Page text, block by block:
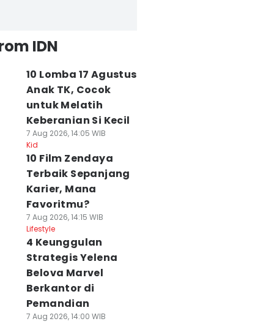
IDN
10 Lomba 17 Agustus
Anak TK, Cocok
untuk Melatih
Keberanian Si Kecil
7 Aug 2026, 14:05 WIB
Kid
10 Film Zendaya
Terbaik Sepanjang
Karier, Mana
Favoritmu?
7 Aug 2026, 14:15 WIB
Lifestyle
4 Keunggulan
Strategis Yelena
Belova Marvel
Berkantor di
Pemandian
7 Aug 2026, 14:00 WIB